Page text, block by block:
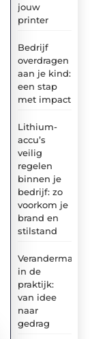
jouw
printer
Bedrijf
overdragen
aan je kind:
een stap
met impact
Lithium-
accu’s
veilig
regelen
binnen je
bedrijf: zo
voorkom je
brand en
stilstand
in de
praktijk:
van idee
naar
gedrag